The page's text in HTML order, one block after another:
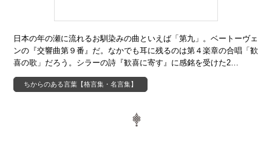
日本の年の瀬に流れるお馴染みの曲といえば「第九」。ベートーヴェ
ンの『交響曲第９番』だ。なかでも耳に残るのは第４楽章の合唱「歓
喜の歌」だろう。シラーの詩『歓喜に寄す』に感銘を受けた2…
ちからのある言葉【格言集・名言集】